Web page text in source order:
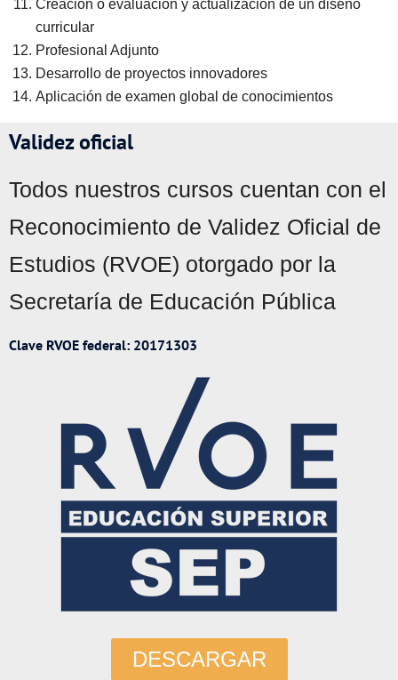
Creación o evaluación y actualización de un diseño
curricular
Profesional Adjunto
Desarrollo de proyectos innovadores
Aplicación de examen global de conocimientos
Validez oficial
Todos nuestros cursos cuentan con el
Reconocimiento de Validez Oficial de
Estudios (RVOE) otorgado por la
Secretaría de Educación Pública
Clave RVOE federal: 20171303
DESCARGAR